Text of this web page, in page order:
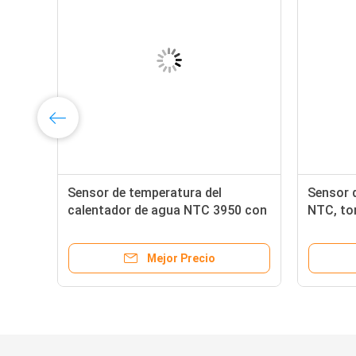
Sensor de temperatura del
calentador de agua NTC 3950 con
Mejor Precio
Sensor
NTC,